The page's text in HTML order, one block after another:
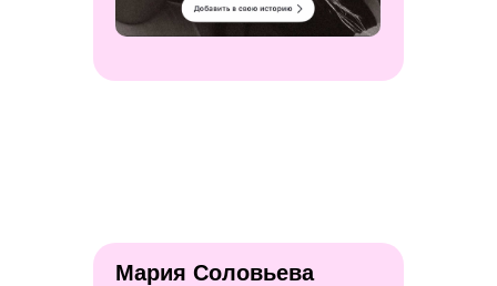
Мария Соловьева